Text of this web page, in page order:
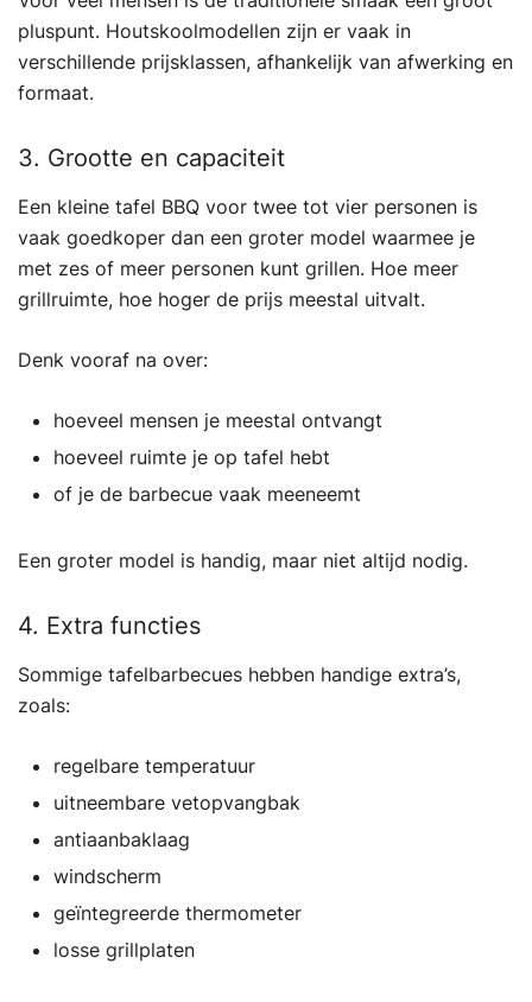
pluspunt. Houtskoolmodellen zijn er vaak in
verschillende prijsklassen, afhankelijk van afwerking en
formaat.
3. Grootte en capaciteit
Een kleine tafel BBQ voor twee tot vier personen is
vaak goedkoper dan een groter model waarmee je
met zes of meer personen kunt grillen. Hoe meer
grillruimte, hoe hoger de prijs meestal uitvalt.
Denk vooraf na over:
hoeveel mensen je meestal ontvangt
hoeveel ruimte je op tafel hebt
of je de barbecue vaak meeneemt
Een groter model is handig, maar niet altijd nodig.
4. Extra functies
Sommige tafelbarbecues hebben handige extra’s,
zoals:
regelbare temperatuur
uitneembare vetopvangbak
antiaanbaklaag
windscherm
geïntegreerde thermometer
losse grillplaten